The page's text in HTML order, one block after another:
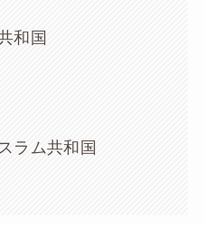
和国
ラム共和国